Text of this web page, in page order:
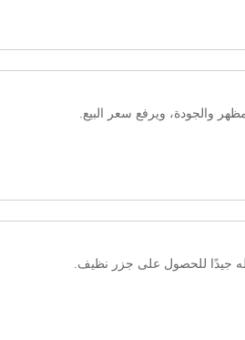
والجودة، ويرفع سعر البيع.
جيدًا للحصول على جزر نظيف.